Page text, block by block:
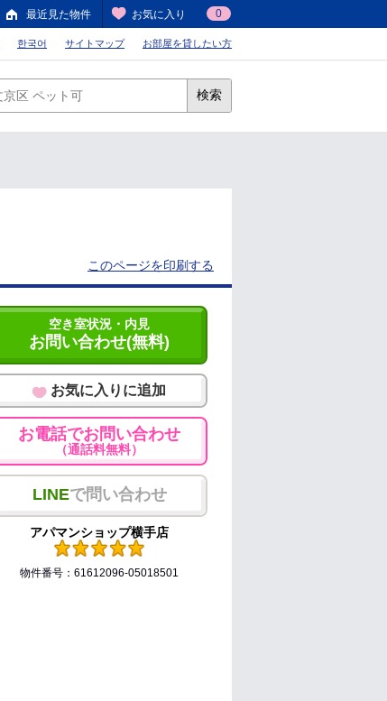
最近見た物件 お気に入り 0
한국어 サイトマップ お部屋を貸したい方
検索
このページを印刷する
空き室状況・内見
お問い合わせ(無料)
お気に入りに追加
お電話でお問い合わせ
（通話料無料）
LINEで問い合わせ
アパマンショップ横手店
物件番号：61612096-05018501